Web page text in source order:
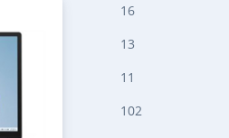
16
13
11
102